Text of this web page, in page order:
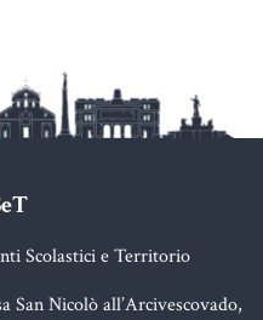
Scolastici e Territorio
San Nicolò all’Arcivescovado,